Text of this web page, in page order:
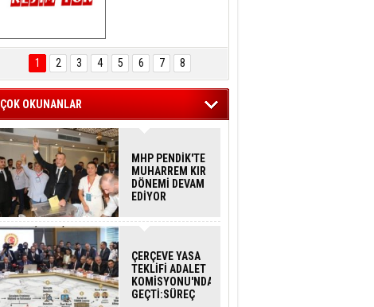
KARTAL ENGELSİZ
YAŞAM FESTİVALİ
KONSERİ
İZLEYİCİLERİ MEST
1 2 3 4 5 6 7 8
ÇOK OKUNANLAR
MHP PENDİK'TE
MUHARREM KIR
DÖNEMİ DEVAM
EDİYOR
ÇERÇEVE YASA
TEKLİFİ ADALET
KOMİSYONU'NDAN
GEÇTİ:SÜREÇ